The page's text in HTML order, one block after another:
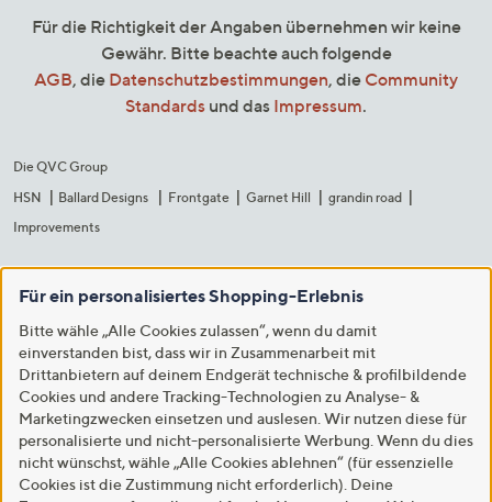
Für die Richtigkeit der Angaben übernehmen wir keine
Gewähr. Bitte beachte auch folgende
AGB, die Datenschutzbestimmungen, die Community
Standards und das Impressum.
Die QVC Group
HSN
Ballard Designs Frontgate Garnet Hill
grandin road
Improvements
Für ein personalisiertes Shopping-Erlebnis
Bitte wähle „Alle Cookies zulassen“, wenn du damit
einverstanden bist, dass wir in Zusammenarbeit mit
Drittanbietern auf deinem Endgerät technische & profilbildende
Cookies und andere Tracking-Technologien zu Analyse- &
Marketingzwecken einsetzen und auslesen. Wir nutzen diese für
personalisierte und nicht-personalisierte Werbung. Wenn du dies
nicht wünschst, wähle „Alle Cookies ablehnen“ (für essenzielle
Cookies ist die Zustimmung nicht erforderlich). Deine